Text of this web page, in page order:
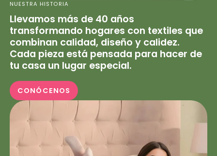
NUESTRA HISTORIA
Llevamos más de 40 años
transformando hogares con textiles que
combinan calidad, diseño y calidez.
Cada pieza está pensada para hacer de
tu casa un lugar especial.
CONÓCENOS